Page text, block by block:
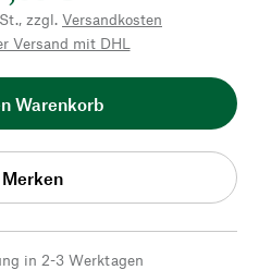
zzgl. Versandkosten
Versand mit DHL
Warenkorb
Merken
in 2-3 Werktagen